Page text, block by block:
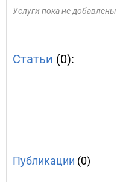
Услуги пока не добавлены
Статьи (0):
Публикации (0)